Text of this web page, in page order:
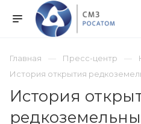
Главная Пресс-центр
История открытия
История